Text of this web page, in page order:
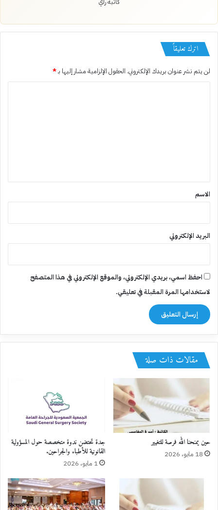
اترك تعليقاً
لن يتم نشر عنوان بريدك الإلكتروني. الحقول الإلزامية مشار إليها بـ*
*
الاسم
البريد الإلكتروني
احفظ اسمي، بريدي الإلكتروني، والموقع الإلكتروني في هذا المتصفح
لاستخدامها المرة المقبلة في تعليقي.
مقالات ذات صلة
حين يمنحنا الله فرصة للتغيير
18 مايو، 2026
جدة تحتضن ندوة متخصصة حول المسؤولية
القانونية للأطباء والجراحين.
1 مايو، 2026